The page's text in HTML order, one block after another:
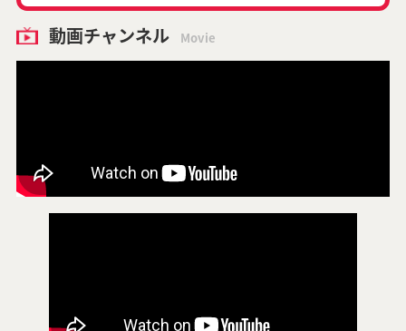
動画チャンネル Movie